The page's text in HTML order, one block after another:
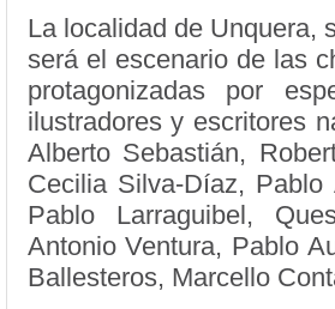
La localidad de Unquera,
será el escenario de las
protagonizadas por
ilustradores y escritores
Alberto Sebastián,
Cecilia Silva-Díaz,
Pablo Larraguibel,
Antonio Ventura, Pablo
Ballesteros, Marcello